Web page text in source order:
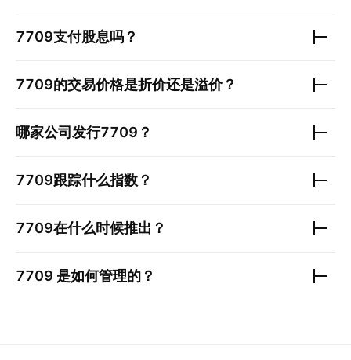
7709支付股息吗？
7709的交易价格是折价还是溢价？
哪家公司发行7709 ？
7709跟踪什么指数？
7709在什么时候推出？
7709 是如何管理的？